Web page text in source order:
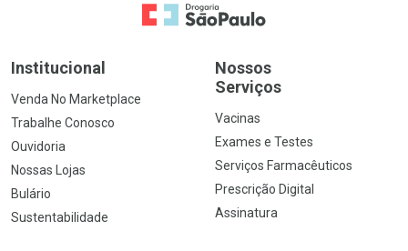
Ir para a Home
Institucional
Venda No Marketplace
Trabalhe Conosco
Ouvidoria
Nossas Lojas
Bulário
Sustentabilidade
Nossos
Serviços
Vacinas
Exames e Testes
Serviços Farmacêuticos
Prescrição Digital
Assinatura